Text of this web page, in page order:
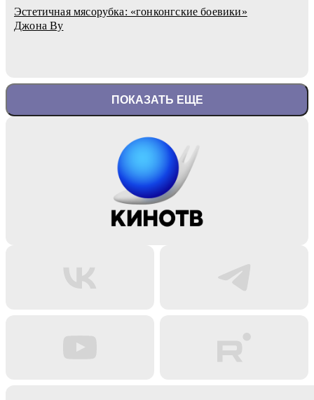
Эстетичная мясорубка: «гонконгские боевики»
Джона Ву
ПОКАЗАТЬ ЕЩЕ